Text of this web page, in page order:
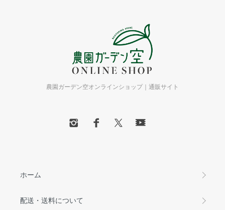
農園ガーデン空オンラインショップ｜通販サイト
ホーム
配送・送料について